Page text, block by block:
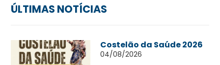
ÚLTIMAS NOTÍCIAS
Costelão da Saúde 2026
04/08/2026